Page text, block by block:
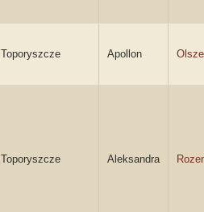
Toporyszcze Apollon
Toporyszcze Aleksandra